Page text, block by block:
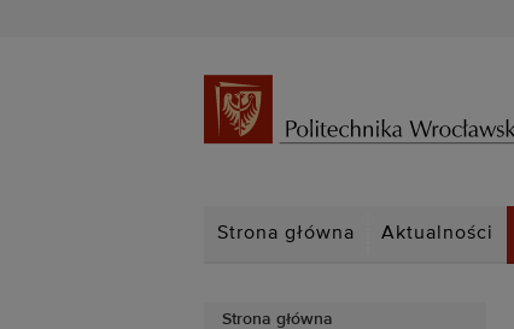
Strona główna Aktualności
Strona główna